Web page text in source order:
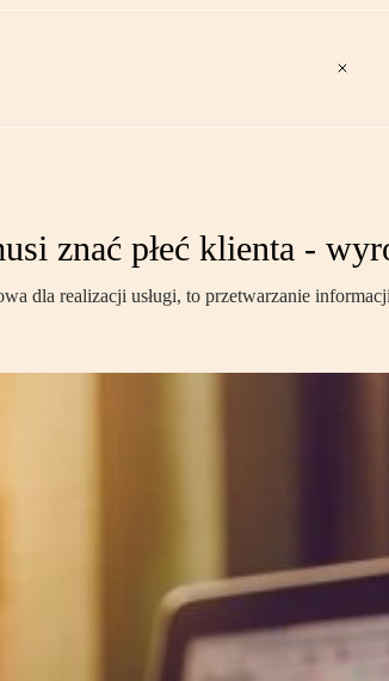
znać płeć klienta -
dla realizacji usługi, to przetwarzanie